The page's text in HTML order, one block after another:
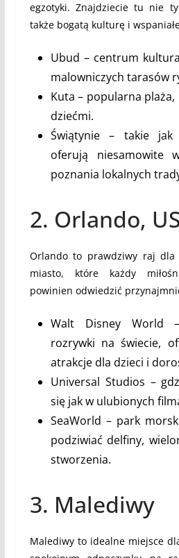
egzotyki. Znajdziecie tu nie
także bogatą kulturę i
Ubud – centrum
malowniczych tarasów
Kuta – popularna
dziećmi.
Świątynie – takie
oferują niesamowite
poznania lokalnych
2. Orlando,
Orlando to prawdziwy raj
miasto, które każdy
powinien odwiedzić
Walt Disney World
rozrywki na świecie,
atrakcje dla dzieci i
Universal Studios –
się jak w ulubionych
SeaWorld – park
podziwiać delfiny,
stworzenia.
3. Malediwy
Malediwy to idealne miejsce